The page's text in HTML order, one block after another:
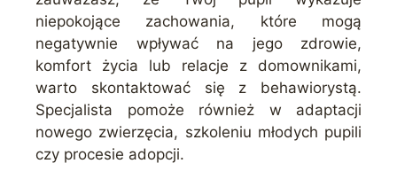
niepokojące zachowania, które mogą
negatywnie wpływać na jego zdrowie,
komfort życia lub relacje z domownikami,
warto skontaktować się z behawiorystą.
Specjalista pomoże również w adaptacji
nowego zwierzęcia, szkoleniu młodych pupili
czy procesie adopcji.